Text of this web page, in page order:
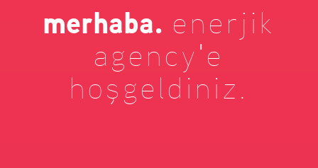
merhaba. enerjik
agency'e
hoşgeldiniz.